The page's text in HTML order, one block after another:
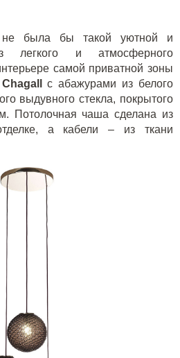
не была бы такой уютной и
легкого и атмосферного
самой приватной зоны
Chagall
с абажурами из белого
выдувного стекла, покрытого
Потолочная чаша сделана из
а кабели – из ткани